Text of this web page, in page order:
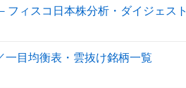
フィスコ日本株分析・ダイジェスト
一目均衡表・雲抜け銘柄一覧